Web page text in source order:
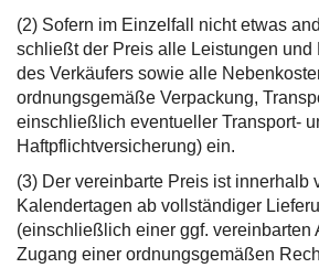
(2) Sofern im Einzelfall nicht etwas
schließt der Preis alle Leistungen und
des Verkäufers sowie alle
ordnungsgemäße Verpackung,
einschließlich eventueller Transport-
Haftpflichtversicherung) ein.
(3) Der vereinbarte Preis ist innerhalb
Kalendertagen ab vollständiger
(einschließlich einer ggf. vereinbarten
Zugang einer ordnungsgemäßen